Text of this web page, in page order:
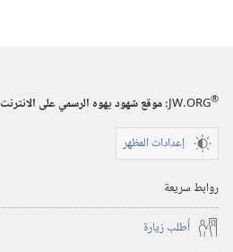
JW.ORG®
:‏ موقع شهود يهوه الرسمي على الانترنت
إعدادات المظهر
روابط سريعة
أُطلب زيارة